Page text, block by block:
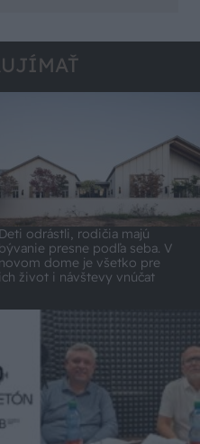
Deti odrástli, rodičia majú
bývanie presne podľa seba. V
novom dome je všetko pre
ich život i návštevy vnúčat